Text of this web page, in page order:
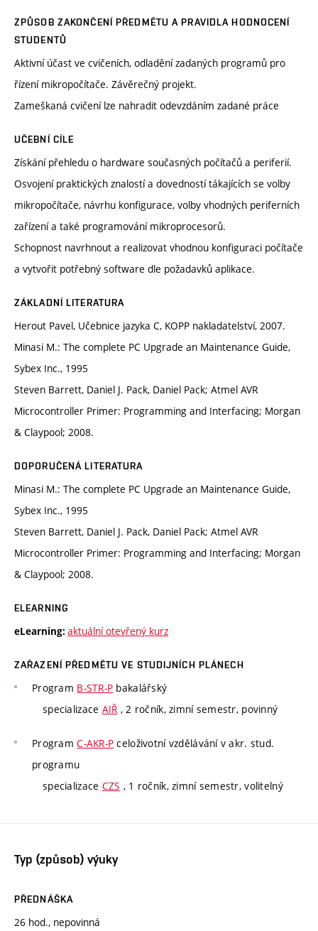
ZPŮSOB ZAKONČENÍ PŘEDMĚTU A PRAVIDLA HODNOCENÍ
STUDENTŮ
Aktivní účast ve cvičeních, odladění zadaných programů pro
řízení mikropočítače. Závěrečný projekt.
Zameškaná cvičení lze nahradit odevzdáním zadané práce
UČEBNÍ CÍLE
Získání přehledu o hardware současných počítačů a periferií.
Osvojení praktických znalostí a dovedností tákajících se volby
mikropočítače, návrhu konfigurace, volby vhodných periferních
zařízení a také programování mikroprocesorů.
Schopnost navrhnout a realizovat vhodnou konfiguraci počítače
a vytvořit potřebný software dle požadavků aplikace.
ZÁKLADNÍ LITERATURA
Herout Pavel, Učebnice jazyka C, KOPP nakladatelství, 2007.
Minasi M.: The complete PC Upgrade an Maintenance Guide,
Sybex Inc., 1995
Steven Barrett, Daniel J. Pack, Daniel Pack; Atmel AVR
Microcontroller Primer: Programming and Interfacing; Morgan
& Claypool; 2008.
DOPORUČENÁ LITERATURA
Minasi M.: The complete PC Upgrade an Maintenance Guide,
Sybex Inc., 1995
Steven Barrett, Daniel J. Pack, Daniel Pack; Atmel AVR
Microcontroller Primer: Programming and Interfacing; Morgan
& Claypool; 2008.
ELEARNING
eLearning: aktuální otevřený kurz
ZAŘAZENÍ PŘEDMĚTU VE STUDIJNÍCH PLÁNECH
Program B-STR-P bakalářský
specializace AIŘ , 2 ročník, zimní semestr, povinný
ProgramC-AKR-P celoživotní vzdělávání v akr. stud.
programu
specializace CZS , 1 ročník, zimní semestr, volitelný
Typ (způsob) výuky
PŘEDNÁŠKA
26 hod., nepovinná